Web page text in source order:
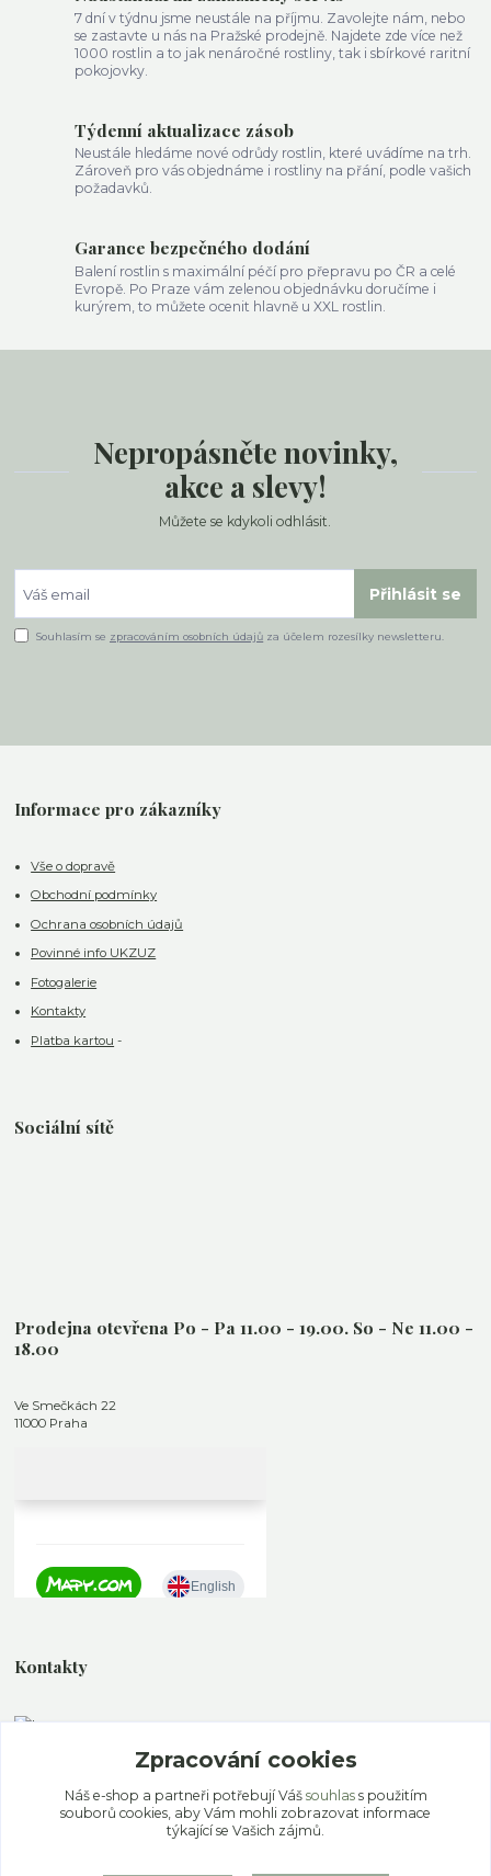
7 dní v týdnu jsme neustále na příjmu. Zavolejte nám, nebo
se zastavte u nás na Pražské prodejně. Najdete zde více než
1000 rostlin a to jak nenáročné rostliny, tak i sbírkové raritní
pokojovky.
Týdenní aktualizace zásob
Neustále hledáme nové odrůdy rostlin, které uvádíme na trh.
Zároveň pro vás objednáme i rostliny na přání, podle vašich
požadavků.
Garance bezpečného dodání
Balení rostlin s maximální péčí pro přepravu po ČR a celé
Evropě. Po Praze vám zelenou objednávku doručíme i
kurýrem, to můžete ocenit hlavně u XXL rostlin.
Nepropásněte novinky,
akce a slevy!
Můžete se kdykoli odhlásit.
Přihlásit se
Souhlasím se zpracováním osobních údajů za účelem rozesílky newsletteru.
Informace pro zákazníky
Vše o dopravě
Obchodní podmínky
Ochrana osobních údajů
Povinné info UKZUZ
Fotogalerie
Kontakty
Platba kartou -
Sociální sítě
Prodejna otevřena Po - Pa 11.00 - 19.00. So - Ne 11.00 -
18.00
Ve Smečkách 22
11000 Praha
Kontakty
+420 777 339 077
Po - Pa 11.00 - 19.00 So - Ne 12.00 - 18.00
info@ekoaloe.cz
Zpracování cookies
Náš e-shop a partneři potřebují Váš souhlass použitím
souborů cookies, aby Vám mohli zobrazovat informace
týkající se Vašich zájmů.